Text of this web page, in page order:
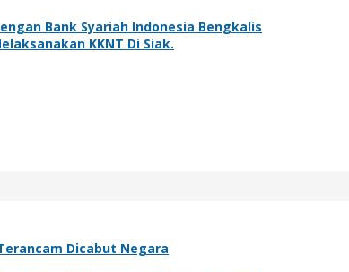
Bank Syariah Indonesia Bengkalis
KKNT Di Siak.
Dicabut Negara